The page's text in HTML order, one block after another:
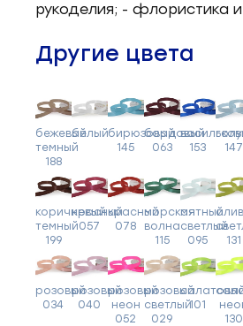
рукоделия; - флористика
Другие цвета
бежевый
темный
188
белыйбирюзовый
145
бордовый
063
153
147
коричневый
темный
199
красный
057
красный
078
морская
волна
115
мятный
светлый
095
131
розовый
034
розовый
040
розовый
неон
052
розовый
светлый
029
101
130